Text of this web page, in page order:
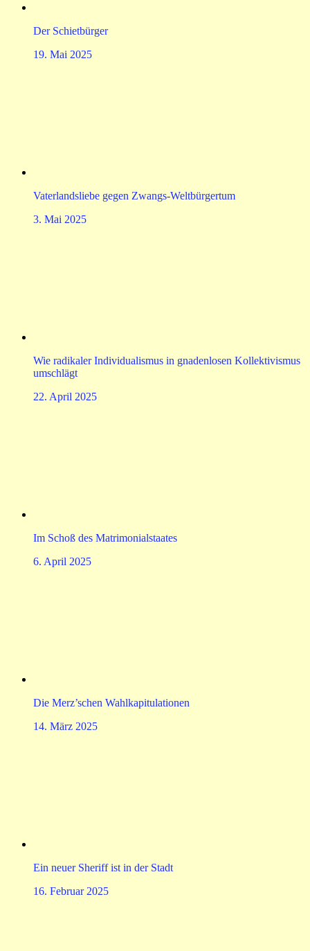
Der Schietbürger
19. Mai 2025
Vaterlandsliebe gegen Zwangs-Weltbürgertum
3. Mai 2025
Wie radikaler Individualismus in gnadenlosen Kollektivismus
umschlägt
22. April 2025
Im Schoß des Matrimonialstaates
6. April 2025
Die Merz’schen Wahlkapitulationen
14. März 2025
Ein neuer Sheriff ist in der Stadt
16. Februar 2025